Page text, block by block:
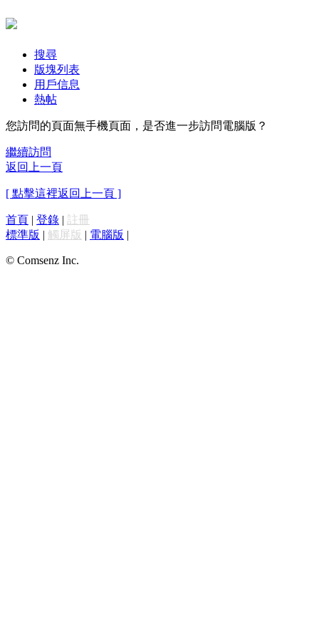
搜尋
版塊列表
用戶信息
熱帖
您訪問的頁面無手機頁面，是否進一步訪問電腦版？
繼續訪問
返回上一頁
[ 點擊這裡返回上一頁 ]
首頁 | 登錄 | 註冊
標準版 | 觸屏版 | 電腦版 |
© Comsenz Inc.